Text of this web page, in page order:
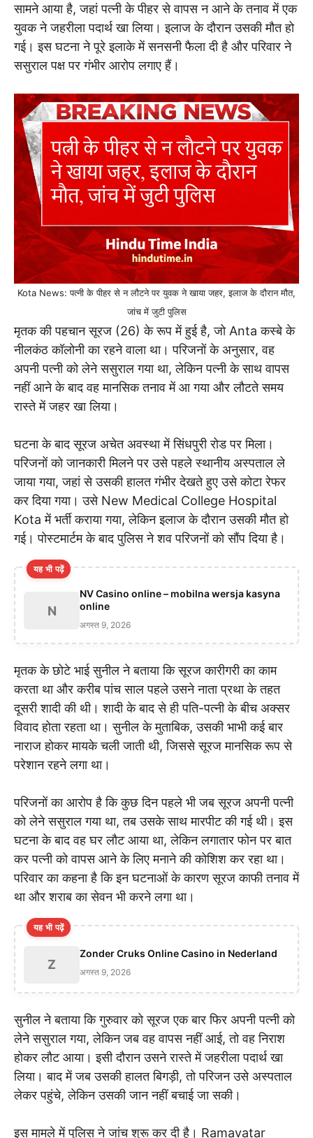
सामने आया है, जहां पत्नी के पीहर से वापस न आने के तनाव में एक
युवक ने जहरीला पदार्थ खा लिया। इलाज के दौरान उसकी मौत हो
गई। इस घटना ने पूरे इलाके में सनसनी फैला दी है और परिवार ने
ससुराल पक्ष पर गंभीर आरोप लगाए हैं।
Kota News: पत्नी के पीहर से न लौटने पर युवक ने खाया जहर, इलाज के दौरान मौत,
जांच में जुटी पुलिस
मृतक की पहचान सूरज (26) के रूप में हुई है, जो Anta कस्बे के
नीलकंठ कॉलोनी का रहने वाला था। परिजनों के अनुसार, वह
अपनी पत्नी को लेने ससुराल गया था, लेकिन पत्नी के साथ वापस
नहीं आने के बाद वह मानसिक तनाव में आ गया और लौटते समय
रास्ते में जहर खा लिया।
घटना के बाद सूरज अचेत अवस्था में सिंधपुरी रोड पर मिला।
परिजनों को जानकारी मिलने पर उसे पहले स्थानीय अस्पताल ले
जाया गया, जहां से उसकी हालत गंभीर देखते हुए उसे कोटा रेफर
कर दिया गया। उसे New Medical College Hospital
Kota में भर्ती कराया गया, लेकिन इलाज के दौरान उसकी मौत हो
गई। पोस्टमार्टम के बाद पुलिस ने शव परिजनों को सौंप दिया है।
यह भी पढ़ें
N
NV Casino online – mobilna wersja kasyna
online
अगस्त 9, 2026
मृतक के छोटे भाई सुनील ने बताया कि सूरज कारीगरी का काम
करता था और करीब पांच साल पहले उसने नाता प्रथा के तहत
दूसरी शादी की थी। शादी के बाद से ही पति-पत्नी के बीच अक्सर
विवाद होता रहता था। सुनील के मुताबिक, उसकी भाभी कई बार
नाराज होकर मायके चली जाती थी, जिससे सूरज मानसिक रूप से
परेशान रहने लगा था।
परिजनों का आरोप है कि कुछ दिन पहले भी जब सूरज अपनी पत्नी
को लेने ससुराल गया था, तब उसके साथ मारपीट की गई थी। इस
घटना के बाद वह घर लौट आया था, लेकिन लगातार फोन पर बात
कर पत्नी को वापस आने के लिए मनाने की कोशिश कर रहा था।
परिवार का कहना है कि इन घटनाओं के कारण सूरज काफी तनाव में
था और शराब का सेवन भी करने लगा था।
यह भी पढ़ें
Z
Zonder Cruks Online Casino in Nederland
अगस्त 9, 2026
सुनील ने बताया कि गुरुवार को सूरज एक बार फिर अपनी पत्नी को
लेने ससुराल गया, लेकिन जब वह वापस नहीं आई, तो वह निराश
होकर लौट आया। इसी दौरान उसने रास्ते में जहरीला पदार्थ खा
लिया। बाद में जब उसकी हालत बिगड़ी, तो परिजन उसे अस्पताल
लेकर पहुंचे, लेकिन उसकी जान नहीं बचाई जा सकी।
इस मामले में पुलिस ने जांच शुरू कर दी है। Ramavatar